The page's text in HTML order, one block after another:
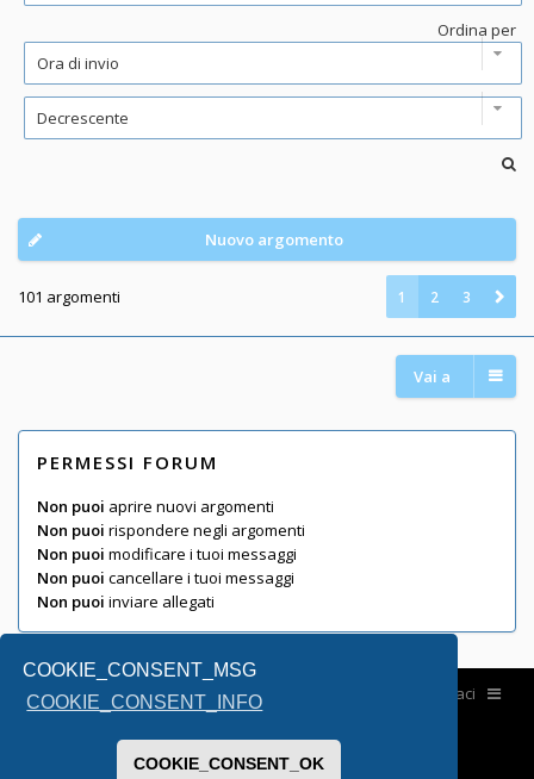
COOKIE_CONSENT_MSG
COOKIE_CONSENT_INFO
COOKIE_CONSENT_OK
Ordina per
Nuovo argomento
101 argomenti 1 2 3
Vai a
PERMESSI FORUM
Non puoi aprire nuovi argomenti
Non puoi rispondere negli argomenti
Non puoi modificare i tuoi messaggi
Non puoi cancellare i tuoi messaggi
Non puoi inviare allegati
Home Contattaci